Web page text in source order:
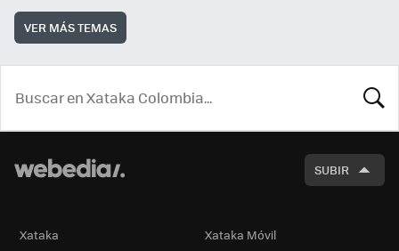
VER MÁS TEMAS
SUBIR
Xataka Xataka Móvil